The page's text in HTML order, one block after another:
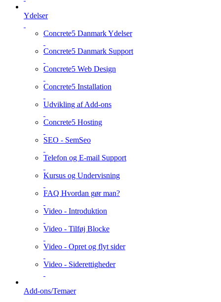
Ydelser
Concrete5 Danmark Ydelser
Concrete5 Danmark Support
Concrete5 Web Design
Concrete5 Installation
Udvikling af Add-ons
Concrete5 Hosting
SEO - SemSeo
Telefon og E-mail Support
Kursus og Undervisning
FAQ Hvordan gør man?
Video - Introduktion
Video - Tilføj Blocke
Video - Opret og flyt sider
Video - Siderettigheder
Add-ons/Temaer